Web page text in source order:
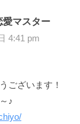
愛マスター
4:41 pm
ございます！
♪